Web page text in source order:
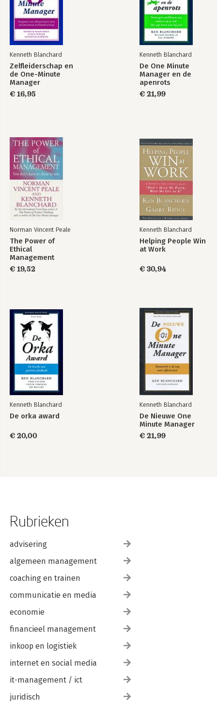
De weg naar empowerment realiseren
Wanneer van leiderschapstijl veranderen?
Terugval
Procesobservatie
Het begrijpen van groepsdynamiek
De manager als leraar
Delen met anderen
Woord van dank
Over de auteurs
Kenneth Blanchard
Zelfleiderschap en
de One-Minute
Manager
€ 16,95
Kenneth Blanchard
De One Minute
Manager en de
apenrots
€ 21,99
Norman Vincent Peale
The Power of
Ethical
Management
€ 19,52
Kenneth Blanchard
Helping People Win
at Work
€ 30,94
Kenneth Blanchard
De orka award
€ 20,00
Kenneth Blanchard
De Nieuwe One
Minute Manager
€ 21,99
Rubrieken
advisering
algemeen management
coaching en trainen
communicatie en media
economie
financieel management
inkoop en logistiek
internet en social media
it-management / ict
juridisch